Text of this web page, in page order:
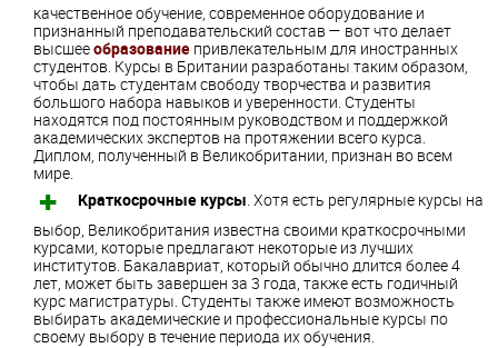
качественное обучение, современное оборудование и
признанный преподавательский состав — вот что делает
высшееобразование привлекательным для иностранных
студентов. Курсы в Британии разработаны таким образом,
чтобы дать студентам свободу творчества и развития
большого набора навыков и уверенности. Студенты
находятся под постоянным руководством и поддержкой
академических экспертов на протяжении всего курса.
Диплом, полученный в Великобритании, признан во всем
мире.
Краткосрочные курсы. Хотя есть регулярные курсы на
выбор, Великобритания известна своими краткосрочными
курсами, которые предлагают некоторые из лучших
институтов. Бакалавриат, который обычно длится более 4
лет, может быть завершен за 3 года, также есть годичный
курс магистратуры. Студенты также имеют возможность
выбирать академические и профессиональные курсы по
своему выбору в течение периода их обучения.